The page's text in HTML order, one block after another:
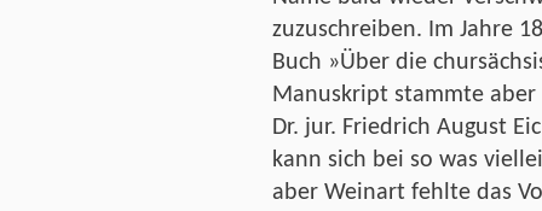
zuzuschreiben. Im Jahre
Buch »Über die
Manuskript stammte
Dr. jur. Friedrich August
kann sich bei so was
aber Weinart fehlte das